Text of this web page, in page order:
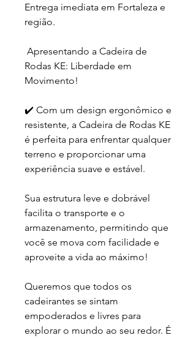
Entrega imediata em Fortaleza e
região.
Apresentando a Cadeira de
Rodas KE: Liberdade em
Movimento!
✔️ Com um design ergonômico e
resistente, a Cadeira de Rodas KE
é perfeita para enfrentar qualquer
terreno e proporcionar uma
experiência suave e estável.
Sua estrutura leve e dobrável
facilita o transporte e o
armazenamento, permitindo que
você se mova com facilidade e
aproveite a vida ao máximo!
Queremos que todos os
cadeirantes se sintam
empoderados e livres para
explorar o mundo ao seu redor. É